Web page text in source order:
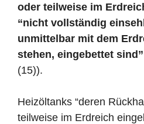
oder teilweise im
“nicht vollständig
unmittelbar mit dem
stehen, eingebettet sind”
(15)).
Heizöltanks “deren
teilweise im Erdreich